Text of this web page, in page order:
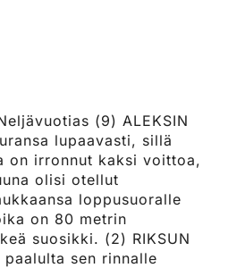
(9) ALEKSIN
lupaavasti, sillä
on irronnut kaksi voittoa,
olisi otellut
loppusuoralle
on 80 metrin
suosikki. (2) RIKSUN
paalulta sen rinnalle